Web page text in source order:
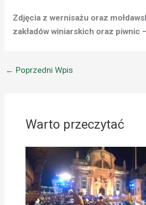
Zdjęcia z wernisażu oraz
zakładów winiarskich oraz piwnic
← Poprzedni Wpis
Warto przeczytać